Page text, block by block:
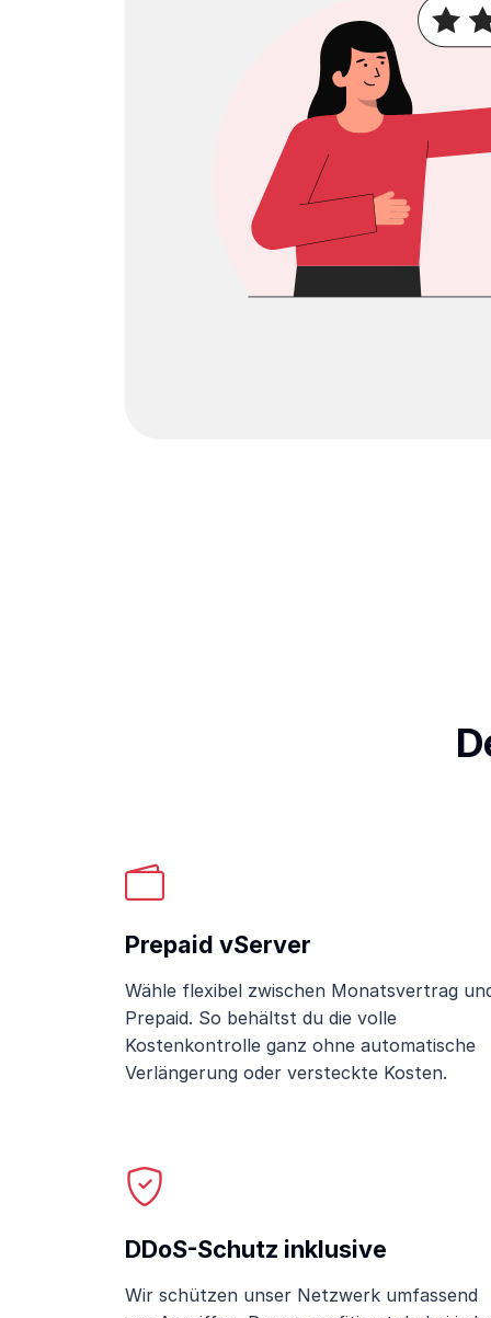
Prepaid vServer
Wähle flexibel zwischen Monatsvertrag
Prepaid. So behältst du die volle
Kostenkontrolle ganz ohne automatische
Verlängerung oder versteckte Kosten.
DDoS-Schutz inklusive
Wir schützen unser Netzwerk umfassend